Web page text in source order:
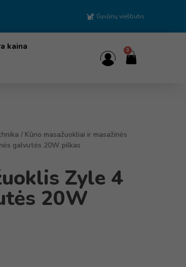
Gyvūnų viešbutis
kaina
0
/ Kūno masažuokliai ir masažinės
galvutės 20W pilkas
Zyle 4
20W